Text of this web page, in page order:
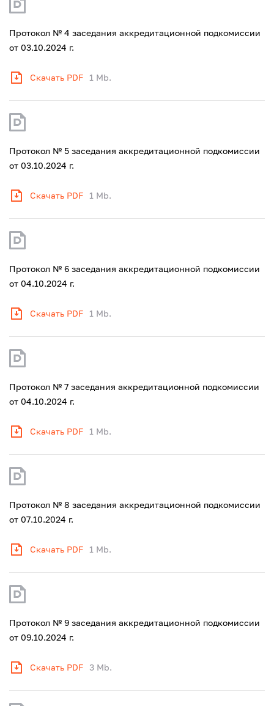
Протокол № 4 заседания аккредитационной подкомиссии
от 03.10.2024 г.
Скачать PDF 1 Mb.
Протокол № 5 заседания аккредитационной подкомиссии
от 03.10.2024 г.
Скачать PDF 1 Mb.
Протокол № 6 заседания аккредитационной подкомиссии
от 04.10.2024 г.
Скачать PDF 1 Mb.
Протокол № 7 заседания аккредитационной подкомиссии
от 04.10.2024 г.
Скачать PDF 1 Mb.
Протокол № 8 заседания аккредитационной подкомиссии
от 07.10.2024 г.
Скачать PDF 1 Mb.
Протокол № 9 заседания аккредитационной подкомиссии
от 09.10.2024 г.
Скачать PDF 3 Mb.